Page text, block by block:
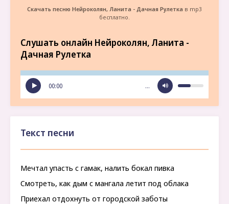
Скачать песню Нейроколян, Ланита - Дачная Рулетка в mp3
бесплатно.
Слушать онлайн Нейроколян, Ланита -
Дачная Рулетка
00:00 …
Текст песни
Мечтал упасть с гамак, налить бокал пивка
Смотреть, как дым с мангала летит под облака
Приехал отдохнуть от городской заботы